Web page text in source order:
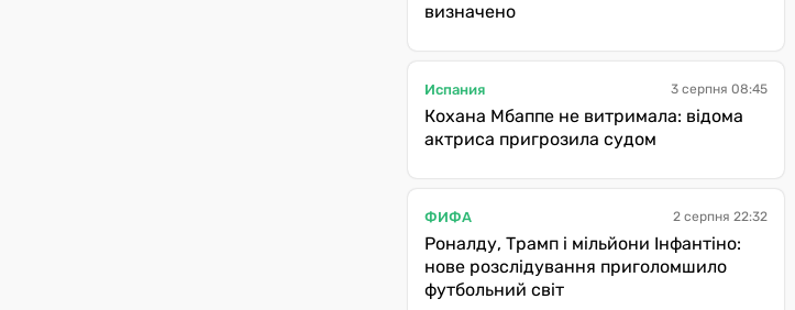
визначено
Испания 3 серпня 08:45
Кохана Мбаппе не витримала: відома
актриса пригрозила судом
ФИФА 2 серпня 22:32
Роналду, Трамп і мільйони Інфантіно:
нове розслідування приголомшило
футбольний світ